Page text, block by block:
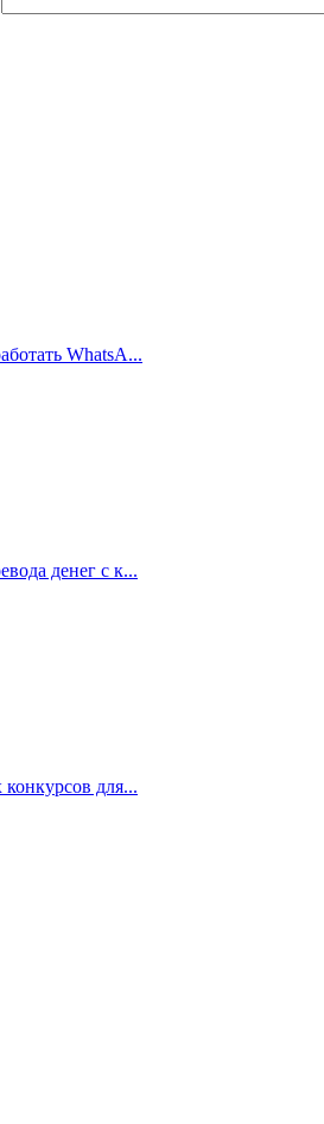
WhatsA...
денег с к...
для...